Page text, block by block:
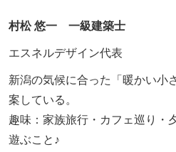
村松 悠一 一級建築士
エスネルデザイン代表
新潟の気候に合った「暖かい小
案している。
趣味：家族旅行・カフェ巡り・
遊ぶこと♪